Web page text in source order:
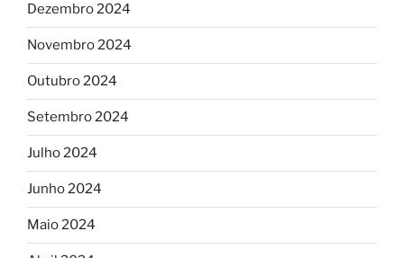
Dezembro 2024
Novembro 2024
Outubro 2024
Setembro 2024
Julho 2024
Junho 2024
Maio 2024